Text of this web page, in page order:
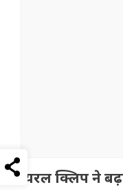
वायरल क्लिप ने